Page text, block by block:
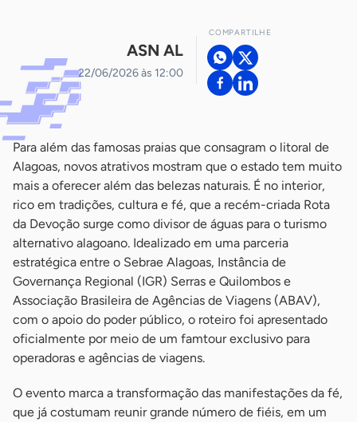
ASN AL
22/06/2026 às 12:00
COMPARTILHE
Para além das famosas praias que consagram o litoral de
Alagoas, novos atrativos mostram que o estado tem muito
mais a oferecer além das belezas naturais. É no interior,
rico em tradições, cultura e fé, que a recém-criada Rota
da Devoção surge como divisor de águas para o turismo
alternativo alagoano. Idealizado em uma parceria
estratégica entre o Sebrae Alagoas, Instância de
Governança Regional (IGR) Serras e Quilombos e
Associação Brasileira de Agências de Viagens (ABAV),
com o apoio do poder público, o roteiro foi apresentado
oficialmente por meio de um famtour exclusivo para
operadoras e agências de viagens.
O evento marca a transformação das manifestações da fé,
que já costumam reunir grande número de fiéis, em um